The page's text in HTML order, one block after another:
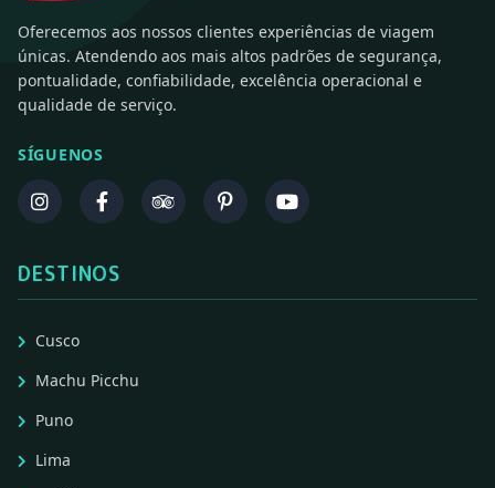
Oferecemos aos nossos clientes experiências de viagem
únicas. Atendendo aos mais altos padrões de segurança,
pontualidade, confiabilidade, excelência operacional e
qualidade de serviço.
SÍGUENOS
DESTINOS
Cusco
Machu Picchu
Puno
Lima